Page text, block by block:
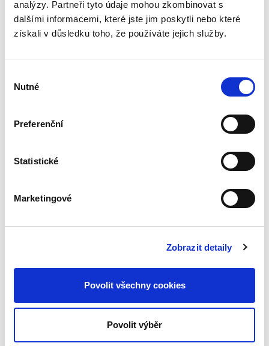
analýzy. Partneři tyto údaje mohou zkombinovat s
dalšími informacemi, které jste jim poskytli nebo které
získali v důsledku toho, že používáte jejich služby.
souhlasu
Nutné
Preferenční
Statistické
Marketingové
Zobrazit detaily
Povolit všechny cookies
Povolit výběr
dědic a jeho
vydědění
Iveta Vankátová
opominutí, což jsou témata, která se po přijetí
nového občanského zákoníku v roce 2014 stala
oblasti softwaru.
Vendor lock-in a
další specifika